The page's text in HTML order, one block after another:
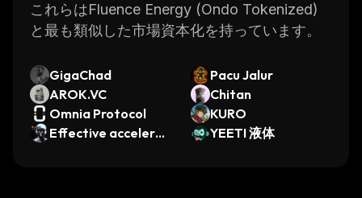
これらはFluence Energy (Ondo Tokenized)
と最も類似した市場資本化を持っています。
GigaChad
Pacu Jalur
AROK.VC
Chitan
Omnia Protocol
KURO
Effective accelerat
YEETI 液体